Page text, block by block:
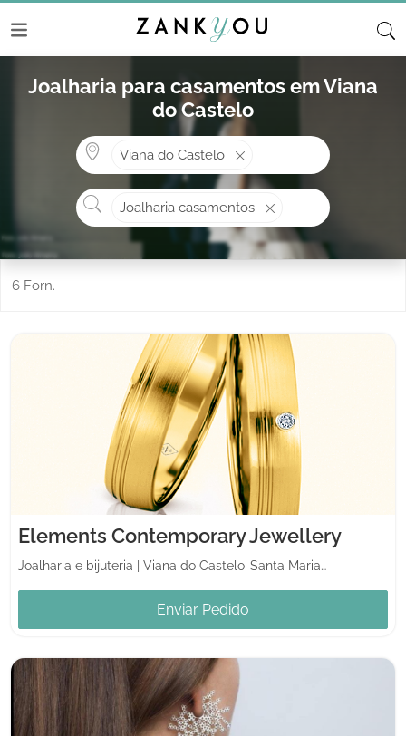
Joalharia para casamentos em Viana
do Castelo
Onde? ex: Cascais
Viana do Castelo
O que procura?
Joalharia casamentos
6 Forn.
Elements Contemporary Jewellery
Joalharia e bijuteria Viana do Castelo-Santa Maria Maior
Enviar Pedido